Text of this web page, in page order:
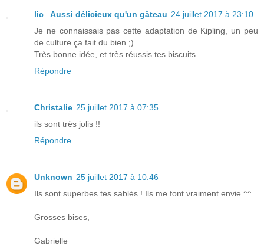
lic_ Aussi délicieux qu'un gâteau 24 juillet 2017 à 23:10
Je ne connaissais pas cette adaptation de Kipling, un peu
de culture ça fait du bien ;)
Très bonne idée, et très réussis tes biscuits.
Répondre
Christalie 25 juillet 2017 à 07:35
ils sont très jolis !!
Répondre
Unknown 25 juillet 2017 à 10:46
Ils sont superbes tes sablés ! Ils me font vraiment envie ^^
Grosses bises,
Gabrielle